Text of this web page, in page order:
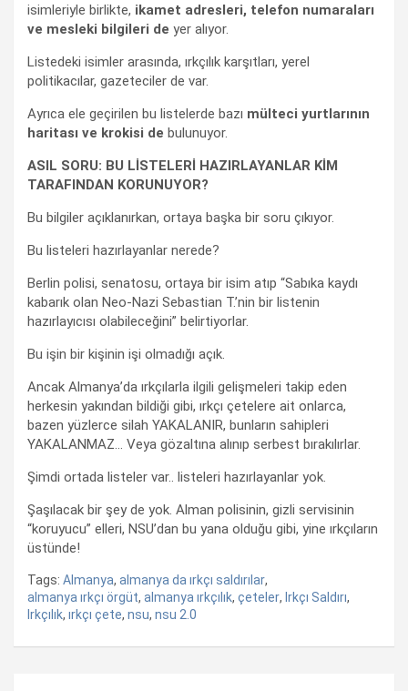
isimleriyle birlikte, ikamet adresleri, telefon numaraları
ve mesleki bilgileri de yer alıyor.
Listedeki isimler arasında, ırkçılık karşıtları, yerel
politikacılar, gazeteciler de var.
Ayrıca ele geçirilen bu listelerde bazı mülteci yurtlarının
haritası ve krokisi de bulunuyor.
ASIL SORU: BU LİSTELERİ HAZIRLAYANLAR KİM
TARAFINDAN KORUNUYOR?
Bu bilgiler açıklanırkan, ortaya başka bir soru çıkıyor.
Bu listeleri hazırlayanlar nerede?
Berlin polisi, senatosu, ortaya bir isim atıp “Sabıka kaydı
kabarık olan Neo-Nazi Sebastian T.’nin bir listenin
hazırlayıcısı olabileceğini” belirtiyorlar.
Bu işin bir kişinin işi olmadığı açık.
Ancak Almanya’da ırkçılarla ilgili gelişmeleri takip eden
herkesin yakından bildiği gibi, ırkçı çetelere ait onlarca,
bazen yüzlerce silah YAKALANIR, bunların sahipleri
YAKALANMAZ… Veya gözaltına alınıp serbest bırakılırlar.
Şimdi ortada listeler var.. listeleri hazırlayanlar yok.
Şaşılacak bir şey de yok. Alman polisinin, gizli servisinin
“koruyucu” elleri, NSU’dan bu yana olduğu gibi, yine ırkçıların
üstünde!
Tags: Almanya, almanya da ırkçı saldırılar,
almanya ırkçı örgüt, almanya ırkçılık, çeteler, Irkçı Saldırı,
Irkçılık, ırkçı çete, nsu, nsu 2.0